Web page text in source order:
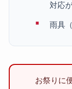
対応
雨具
お祭りに